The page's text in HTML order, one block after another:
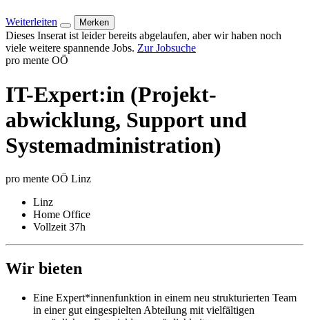
Weiterleiten Merken
Dieses Inserat ist leider bereits abgelaufen, aber wir haben noch
viele weitere spannende Jobs. Zur Jobsuche
pro mente OÖ
IT-Expert:in (Projekt­
abwicklung, Support und
System­administration)
pro mente OÖ Linz
Linz
Home Office
Vollzeit 37h
Wir bieten
Eine Expert*innenfunktion in einem neu strukturierten Team
in einer gut eingespielten Abteilung mit vielfältigen